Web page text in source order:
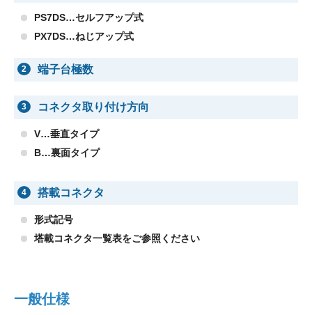
PS7DS…セルフアップ式
PX7DS…ねじアップ式
2 端子台極数
3 コネクタ取り付け方向
V…垂直タイプ
B…裏面タイプ
4 搭載コネクタ
形式記号
塔載コネクタ一覧表をご参照ください
一般仕様